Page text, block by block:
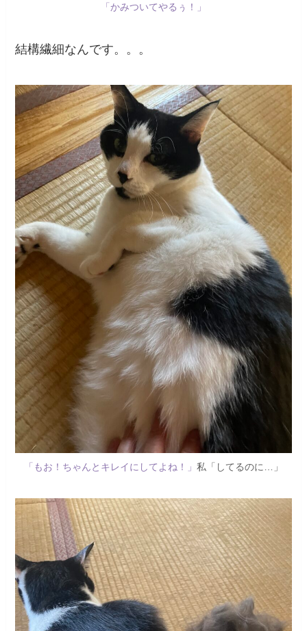
「かみついてやるぅ！」
結構繊細なんです。。。
「もお！ちゃんとキレイにしてよね！」 私「してるのに…」